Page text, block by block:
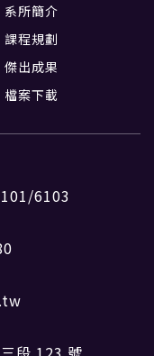
系所簡介
課程規劃
傑出成果
檔案下載
6103